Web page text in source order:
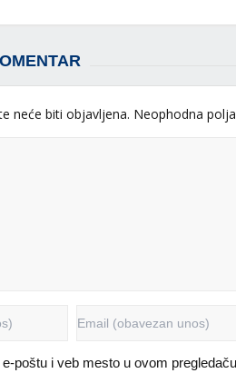
neće biti objavljena. Neophodna
poštu i veb mesto u ovom